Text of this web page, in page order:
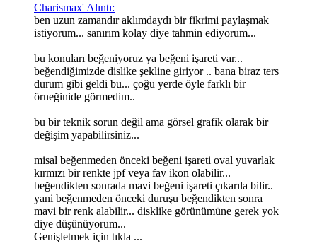
Charismax' Alıntı:
ben uzun zamandır aklımdaydı bir fikrimi paylaşmak
istiyorum... sanırım kolay diye tahmin ediyorum...
bu konuları beğeniyoruz ya beğeni işareti var...
beğendiğimizde dislike şekline giriyor .. bana biraz ters
durum gibi geldi bu... çoğu yerde öyle farklı bir
örneğinide görmedim..
bu bir teknik sorun değil ama görsel grafik olarak bir
değişim yapabilirsiniz...
misal beğenmeden önceki beğeni işareti oval yuvarlak
kırmızı bir renkte jpf veya fav ikon olabilir...
beğendikten sonrada mavi beğeni işareti çıkarıla bilir..
yani beğenmeden önceki duruşu beğendikten sonra
mavi bir renk alabilir... disklike görünümüne gerek yok
diye düşünüyorum...
Genişletmek için tıkla ...